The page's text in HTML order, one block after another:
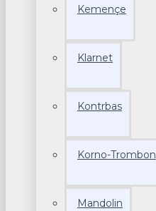
Kemençe
Klarnet
Kontrbas
Korno-Trombon
Mandolin